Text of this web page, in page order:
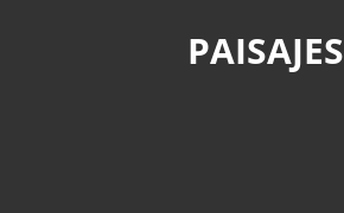
PAISAJES